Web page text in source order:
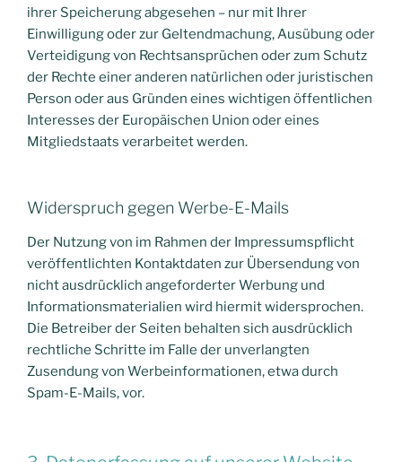
ihrer Speicherung abgesehen – nur mit Ihrer
Einwilligung oder zur Geltendmachung, Ausübung oder
Verteidigung von Rechtsansprüchen oder zum Schutz
der Rechte einer anderen natürlichen oder juristischen
Person oder aus Gründen eines wichtigen öffentlichen
Interesses der Europäischen Union oder eines
Mitgliedstaats verarbeitet werden.
Widerspruch gegen Werbe-E-Mails
Der Nutzung von im Rahmen der Impressumspflicht
veröffentlichten Kontaktdaten zur Übersendung von
nicht ausdrücklich angeforderter Werbung und
Informationsmaterialien wird hiermit widersprochen.
Die Betreiber der Seiten behalten sich ausdrücklich
rechtliche Schritte im Falle der unverlangten
Zusendung von Werbeinformationen, etwa durch
Spam-E-Mails, vor.